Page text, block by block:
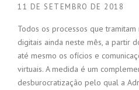
11 DE SETEMBRO DE 2018
Todos os processos que
digitais ainda neste mês, a partir
até mesmo os ofícios e
virtuais. A medida é um
desburocratização pelo qual a